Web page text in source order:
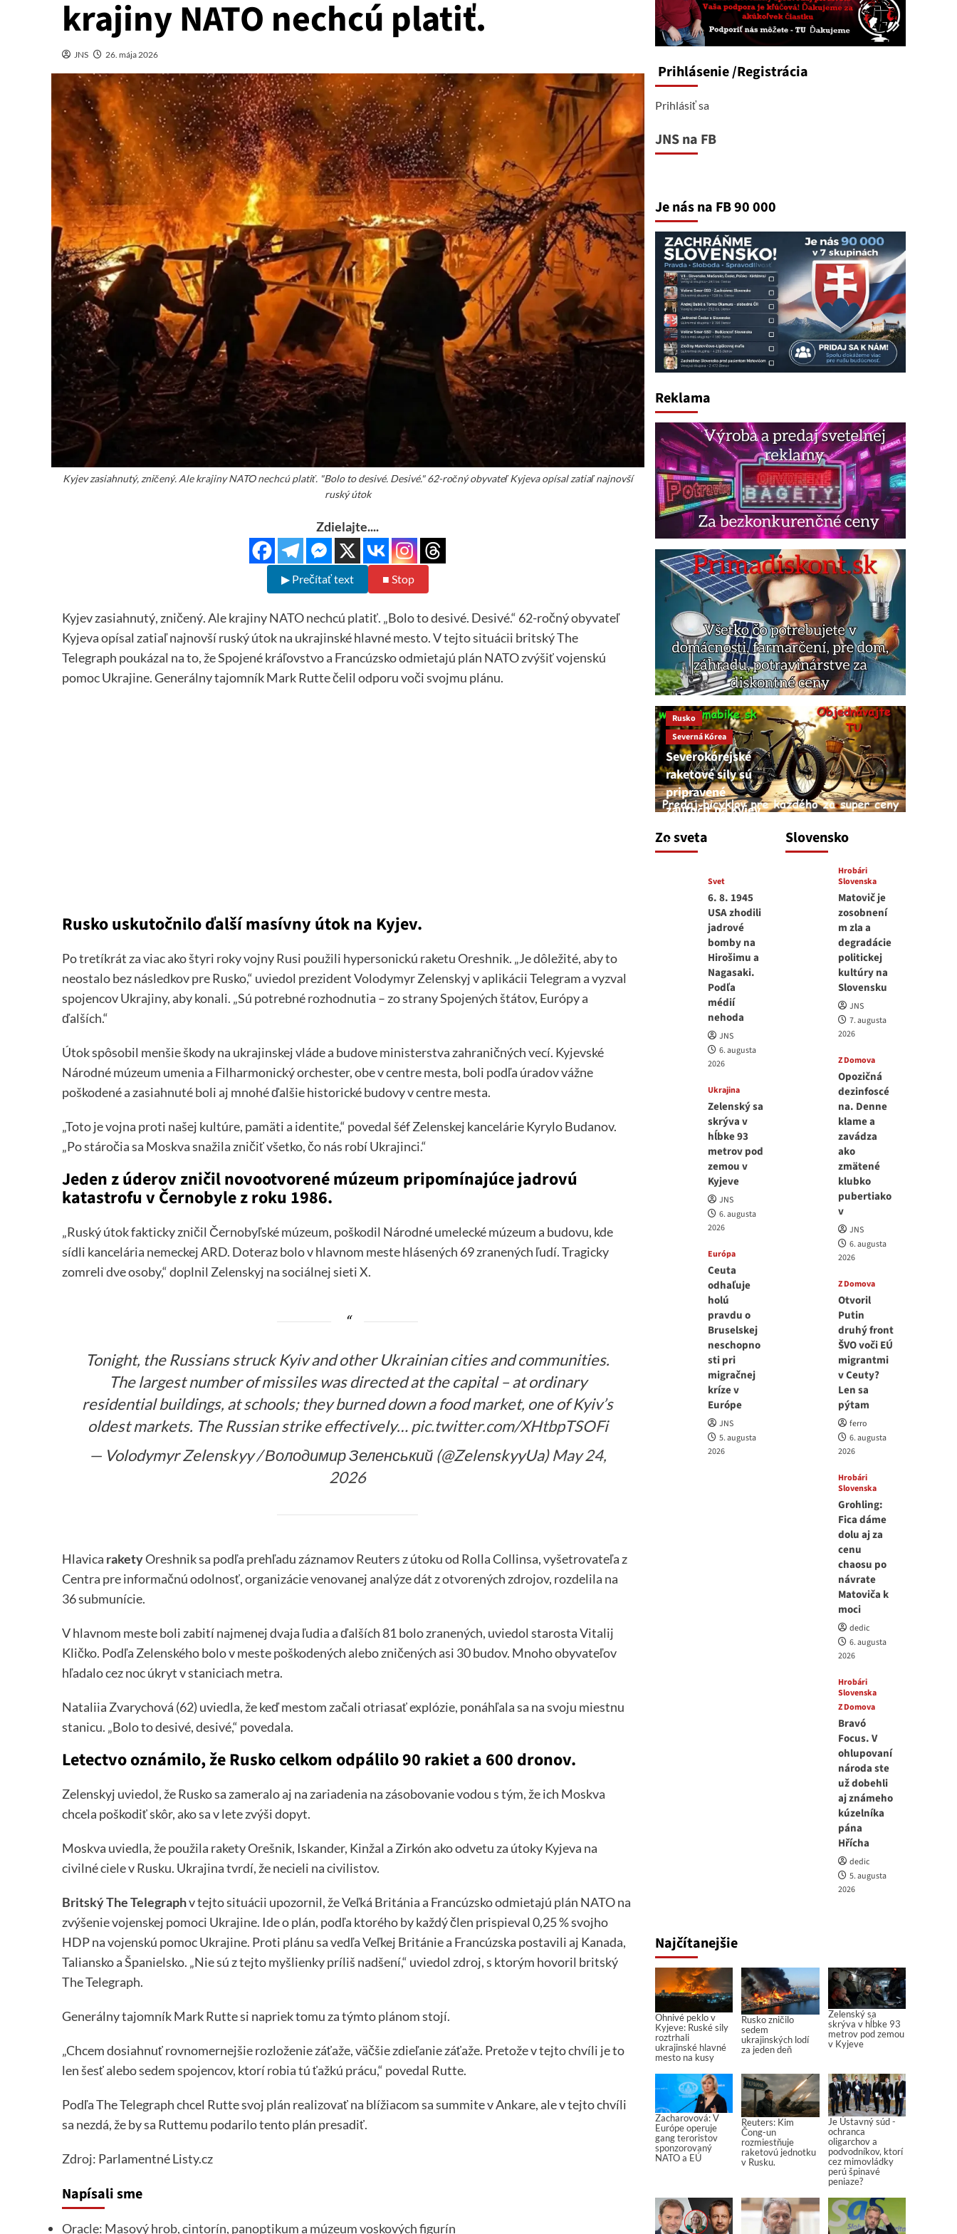
krajiny NATO nechcú platiť.
JNS 26. mája 2026
Kyjev zasiahnutý, zničený. Ale krajiny NATO nechcú platiť. "Bolo to desivé. Desivé." 62-ročný obyvateľ Kyjeva opísal zatiaľ najnovší
ruský útok
Zdielajte....
▶ Prečítať text ■ Stop
Kyjev zasiahnutý, zničený. Ale krajiny NATO nechcú platiť. „Bolo to desivé. Desivé.“ 62-ročný obyvateľ
Kyjeva opísal zatiaľ najnovší ruský útok na ukrajinské hlavné mesto. V tejto situácii britský The
Telegraph poukázal na to, že Spojené kráľovstvo a Francúzsko odmietajú plán NATO zvýšiť vojenskú
pomoc Ukrajine. Generálny tajomník Mark Rutte čelil odporu voči svojmu plánu.
Rusko uskutočnilo ďalší masívny útok na Kyjev.
Po tretíkrát za viac ako štyri roky vojny Rusi použili hypersonickú raketu Oreshnik. „Je dôležité, aby to
neostalo bez následkov pre Rusko,“ uviedol prezident Volodymyr Zelenskyj v aplikácii Telegram a vyzval
spojencov Ukrajiny, aby konali. „Sú potrebné rozhodnutia – zo strany Spojených štátov, Európy a
ďalších.“
Útok spôsobil menšie škody na ukrajinskej vláde a budove ministerstva zahraničných vecí. Kyjevské
Národné múzeum umenia a Filharmonický orchester, obe v centre mesta, boli podľa úradov vážne
poškodené a zasiahnuté boli aj mnohé ďalšie historické budovy v centre mesta.
„Toto je vojna proti našej kultúre, pamäti a identite,“ povedal šéf Zelenskej kancelárie Kyrylo Budanov.
„Po stáročia sa Moskva snažila zničiť všetko, čo nás robí Ukrajinci.“
Jeden z úderov zničil novootvorené múzeum pripomínajúce jadrovú
katastrofu v Černobyle z roku 1986.
„Ruský útok fakticky zničil Černobyľské múzeum, poškodil Národné umelecké múzeum a budovu, kde
sídli kancelária nemeckej ARD. Doteraz bolo v hlavnom meste hlásených 69 zranených ľudí. Tragicky
zomreli dve osoby,“ doplnil Zelenskyj na sociálnej sieti X.
Tonight, the Russians struck Kyiv and other Ukrainian cities and communities.
The largest number of missiles was directed at the capital – at ordinary
residential buildings, at schools; they burned down a food market, one of Kyiv’s
oldest markets. The Russian strike effectively… pic.twitter.com/XHtbpTSOFi
— Volodymyr Zelenskyy / Володимир Зеленський (@ZelenskyyUa)May 24,
2026
Hlavica raketyOreshnik sa podľa prehľadu záznamov Reuters z útoku od Rolla Collinsa, vyšetrovateľa z
Centra pre informačnú odolnosť, organizácie venovanej analýze dát z otvorených zdrojov, rozdelila na
36 submunície.
V hlavnom meste boli zabití najmenej dvaja ľudia a ďalších 81 bolo zranených, uviedol starosta Vitalij
Kličko. Podľa Zelenského bolo v meste poškodených alebo zničených asi 30 budov. Mnoho obyvateľov
hľadalo cez noc úkryt v staniciach metra.
Nataliia Zvarychová (62) uviedla, že keď mestom začali otriasať explózie, ponáhľala sa na svoju miestnu
stanicu. „Bolo to desivé, desivé,“ povedala.
Letectvo oznámilo, že Rusko celkom odpálilo 90 rakiet a 600 dronov.
Zelenskyj uviedol, že Rusko sa zameralo aj na zariadenia na zásobovanie vodou s tým, že ich Moskva
chcela poškodiť skôr, ako sa v lete zvýši dopyt.
Moskva uviedla, že použila rakety Orešnik, Iskander, Kinžal a Zirkón ako odvetu za útoky Kyjeva na
civilné ciele v Rusku. Ukrajina tvrdí, že necieli na civilistov.
Britský The Telegraphv tejto situácii upozornil, že Veľká Británia a Francúzsko odmietajú plán NATO na
zvýšenie vojenskej pomoci Ukrajine. Ide o plán, podľa ktorého by každý člen prispieval 0,25 % svojho
HDP na vojenskú pomoc Ukrajine. Proti plánu sa vedľa Veľkej Británie a Francúzska postavili aj Kanada,
Taliansko a Španielsko. „Nie sú z tejto myšlienky príliš nadšení,“ uviedol zdroj, s ktorým hovoril britský
The Telegraph.
Generálny tajomník Mark Rutte si napriek tomu za týmto plánom stojí.
„Chcem dosiahnuť rovnomernejšie rozloženie záťaže, väčšie zdieľanie záťaže. Pretože v tejto chvíli je to
len šesť alebo sedem spojencov, ktorí robia tú ťažkú ​​prácu,“ povedal Rutte.
Podľa The Telegraph chcel Rutte svoj plán realizovať na blížiacom sa summite v Ankare, ale v tejto chvíli
sa nezdá, že by sa Ruttemu podarilo tento plán presadiť.
Zdroj: Parlamentné Listy.cz
Napísali sme
Oracle: Masový hrob, cintorín, panoptikum a múzeum voskových figurín
Prihlásenie/Registrácia
Prihlásiť sa
JNS na FB
Je nás na FB 90 000
Reklama
Zo sveta
Rusko
Severná Kórea
Severokórejské
raketové sily sú
pripravené
zaútočiť na Kyjev
7. augusta 2026
Svet
6. 8. 1945
USA zhodili
jadrové
bomby na
Hirošimu a
Nagasaki.
Podľa
médií
nehoda
JNS
6. augusta
2026
Ukrajina
Zelenský sa
skrýva v
hĺbke 93
metrov pod
zemou v
Kyjeve
JNS
6. augusta
2026
Európa
Ceuta
odhaľuje
holú
pravdu o
Bruselskej
neschopno
sti pri
migračnej
kríze v
Európe
JNS
5. augusta
2026
Slovensko
Hrobári
Slovenska
Matovič je
zosobnení
m zla a
degradácie
politickej
kultúry na
Slovensku
JNS
7. augusta
2026
Z Domova
Opozičná
dezinfoscé
na. Denne
klame a
zavádza
ako
zmätené
klubko
pubertiako
v
JNS
6. augusta
2026
Z Domova
Otvoril
Putin
druhý front
ŠVO voči EÚ
migrantmi
v Ceuty?
Len sa
pýtam
ferro
6. augusta
2026
Hrobári
Slovenska
Grohling:
Fica dáme
dolu aj za
cenu
chaosu po
návrate
Matoviča k
moci
dedic
6. augusta
2026
Hrobári
Slovenska
Z Domova
Bravó
Focus. V
ohlupovaní
národa ste
už dobehli
aj známeho
kúzelníka
pána
Hřícha
dedic
5. augusta
2026
Najčítanejšie
Ohnivé peklo v
Kyjeve: Ruské sily
roztrhali
ukrajinské hlavné
mesto na kusy
Rusko zničilo
sedem
ukrajinských lodí
za jeden deň
Zelenský sa
skrýva v hĺbke 93
metrov pod zemou
v Kyjeve
Zacharovová: V
Európe operuje
gang teroristov
sponzorovaný
NATO a EÚ
Reuters: Kim
Čong-un
rozmiestňuje
raketovú jednotku
v Rusku.
Je Ústavný súd -
ochranca
oligarchov a
podvodníkov, ktorí
cez mimovládky
perú špinavé
peniaze?